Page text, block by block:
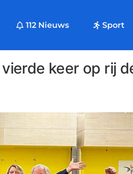
112 Nieuws Sport
keer op rij